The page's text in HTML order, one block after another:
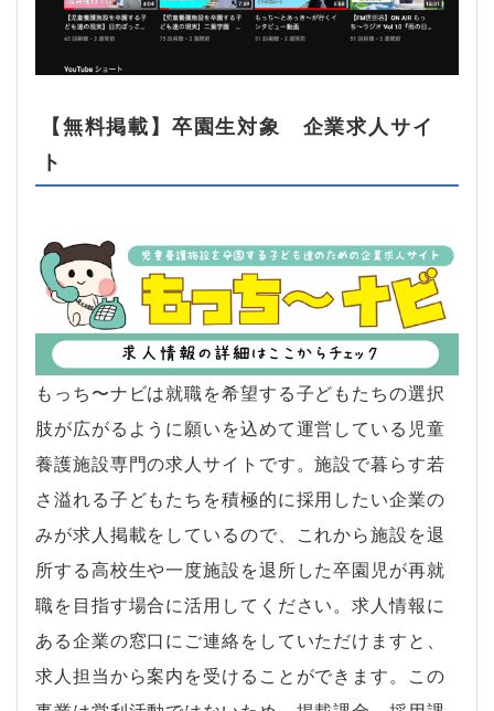
【無料掲載】卒園生対象 企業求人サイ
ト
もっち〜ナビは就職を希望する子どもたちの選択
肢が広がるように願いを込めて運営している児童
養護施設専門の求人サイトです。施設で暮らす若
さ溢れる子どもたちを積極的に採用したい企業の
みが求人掲載をしているので、これから施設を退
所する高校生や一度施設を退所した卒園児が再就
職を目指す場合に活用してください。求人情報に
ある企業の窓口にご連絡をしていただけますと、
求人担当から案内を受けることができます。この